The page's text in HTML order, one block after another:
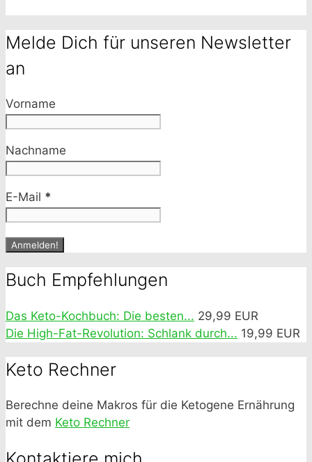
Melde Dich für unseren Newsletter
an
Vorname
Nachname
E-Mail *
Buch Empfehlungen
Das Keto-Kochbuch: Die besten... 29,99 EUR
Die High-Fat-Revolution: Schlank durch... 19,99 EUR
Keto Rechner
Berechne deine Makros für die Ketogene Ernährung
mit dem Keto Rechner